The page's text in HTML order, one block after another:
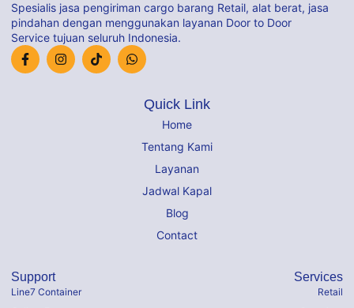
Spesialis jasa pengiriman cargo barang Retail, alat berat, jasa
pindahan dengan menggunakan layanan Door to Door
Service tujuan seluruh Indonesia.
Quick Link
Home
Tentang Kami
Layanan
Jadwal Kapal
Blog
Contact
Support
Line7 Container
Services
Retail